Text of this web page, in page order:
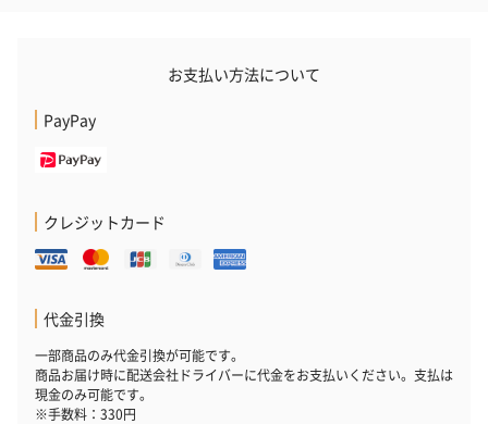
プレミアムビール イネ
ディット（712円）
（704円）
おつまみ・その他
お酒にぴったりのおつまみ・サプリを同梱してお届けいたしま
す。
お支払い方法について
PayPay
クレジットカード
代金引換
一部商品のみ代金引換が可能です。
商品お届け時に配送会社ドライバーに代金をお支払いください。支払は
現金のみ可能です。
※手数料：330円